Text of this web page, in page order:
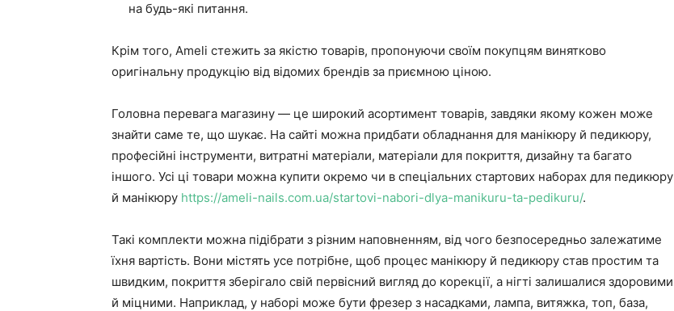
на будь-які питання.
Крім того, Ameli стежить за якістю товарів, пропонуючи своїм покупцям винятково
оригінальну продукцію від відомих брендів за приємною ціною.
Головна перевага магазину — це широкий асортимент товарів, завдяки якому кожен може
знайти саме те, що шукає. На сайті можна придбати обладнання для манікюру й педикюру,
професійні інструменти, витратні матеріали, матеріали для покриття, дизайну та багато
іншого. Усі ці товари можна купити окремо чи в спеціальних стартових наборах для педикюру
й манікюру https://ameli-nails.com.ua/startovi-nabori-dlya-manikuru-ta-pedikuru/.
Такі комплекти можна підібрати з різним наповненням, від чого безпосередньо залежатиме
їхня вартість. Вони містять усе потрібне, щоб процес манікюру й педикюру став простим та
швидким, покриття зберігало свій первісний вигляд до корекції, а нігті залишалися здоровими
й міцними. Наприклад, у наборі може бути фрезер з насадками, лампа, витяжка, топ, база,